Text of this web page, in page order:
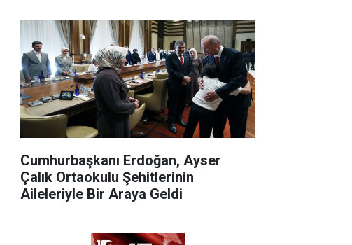
Cumhurbaşkanı Erdoğan, Ayser
Çalık Ortaokulu Şehitlerinin
Aileleriyle Bir Araya Geldi